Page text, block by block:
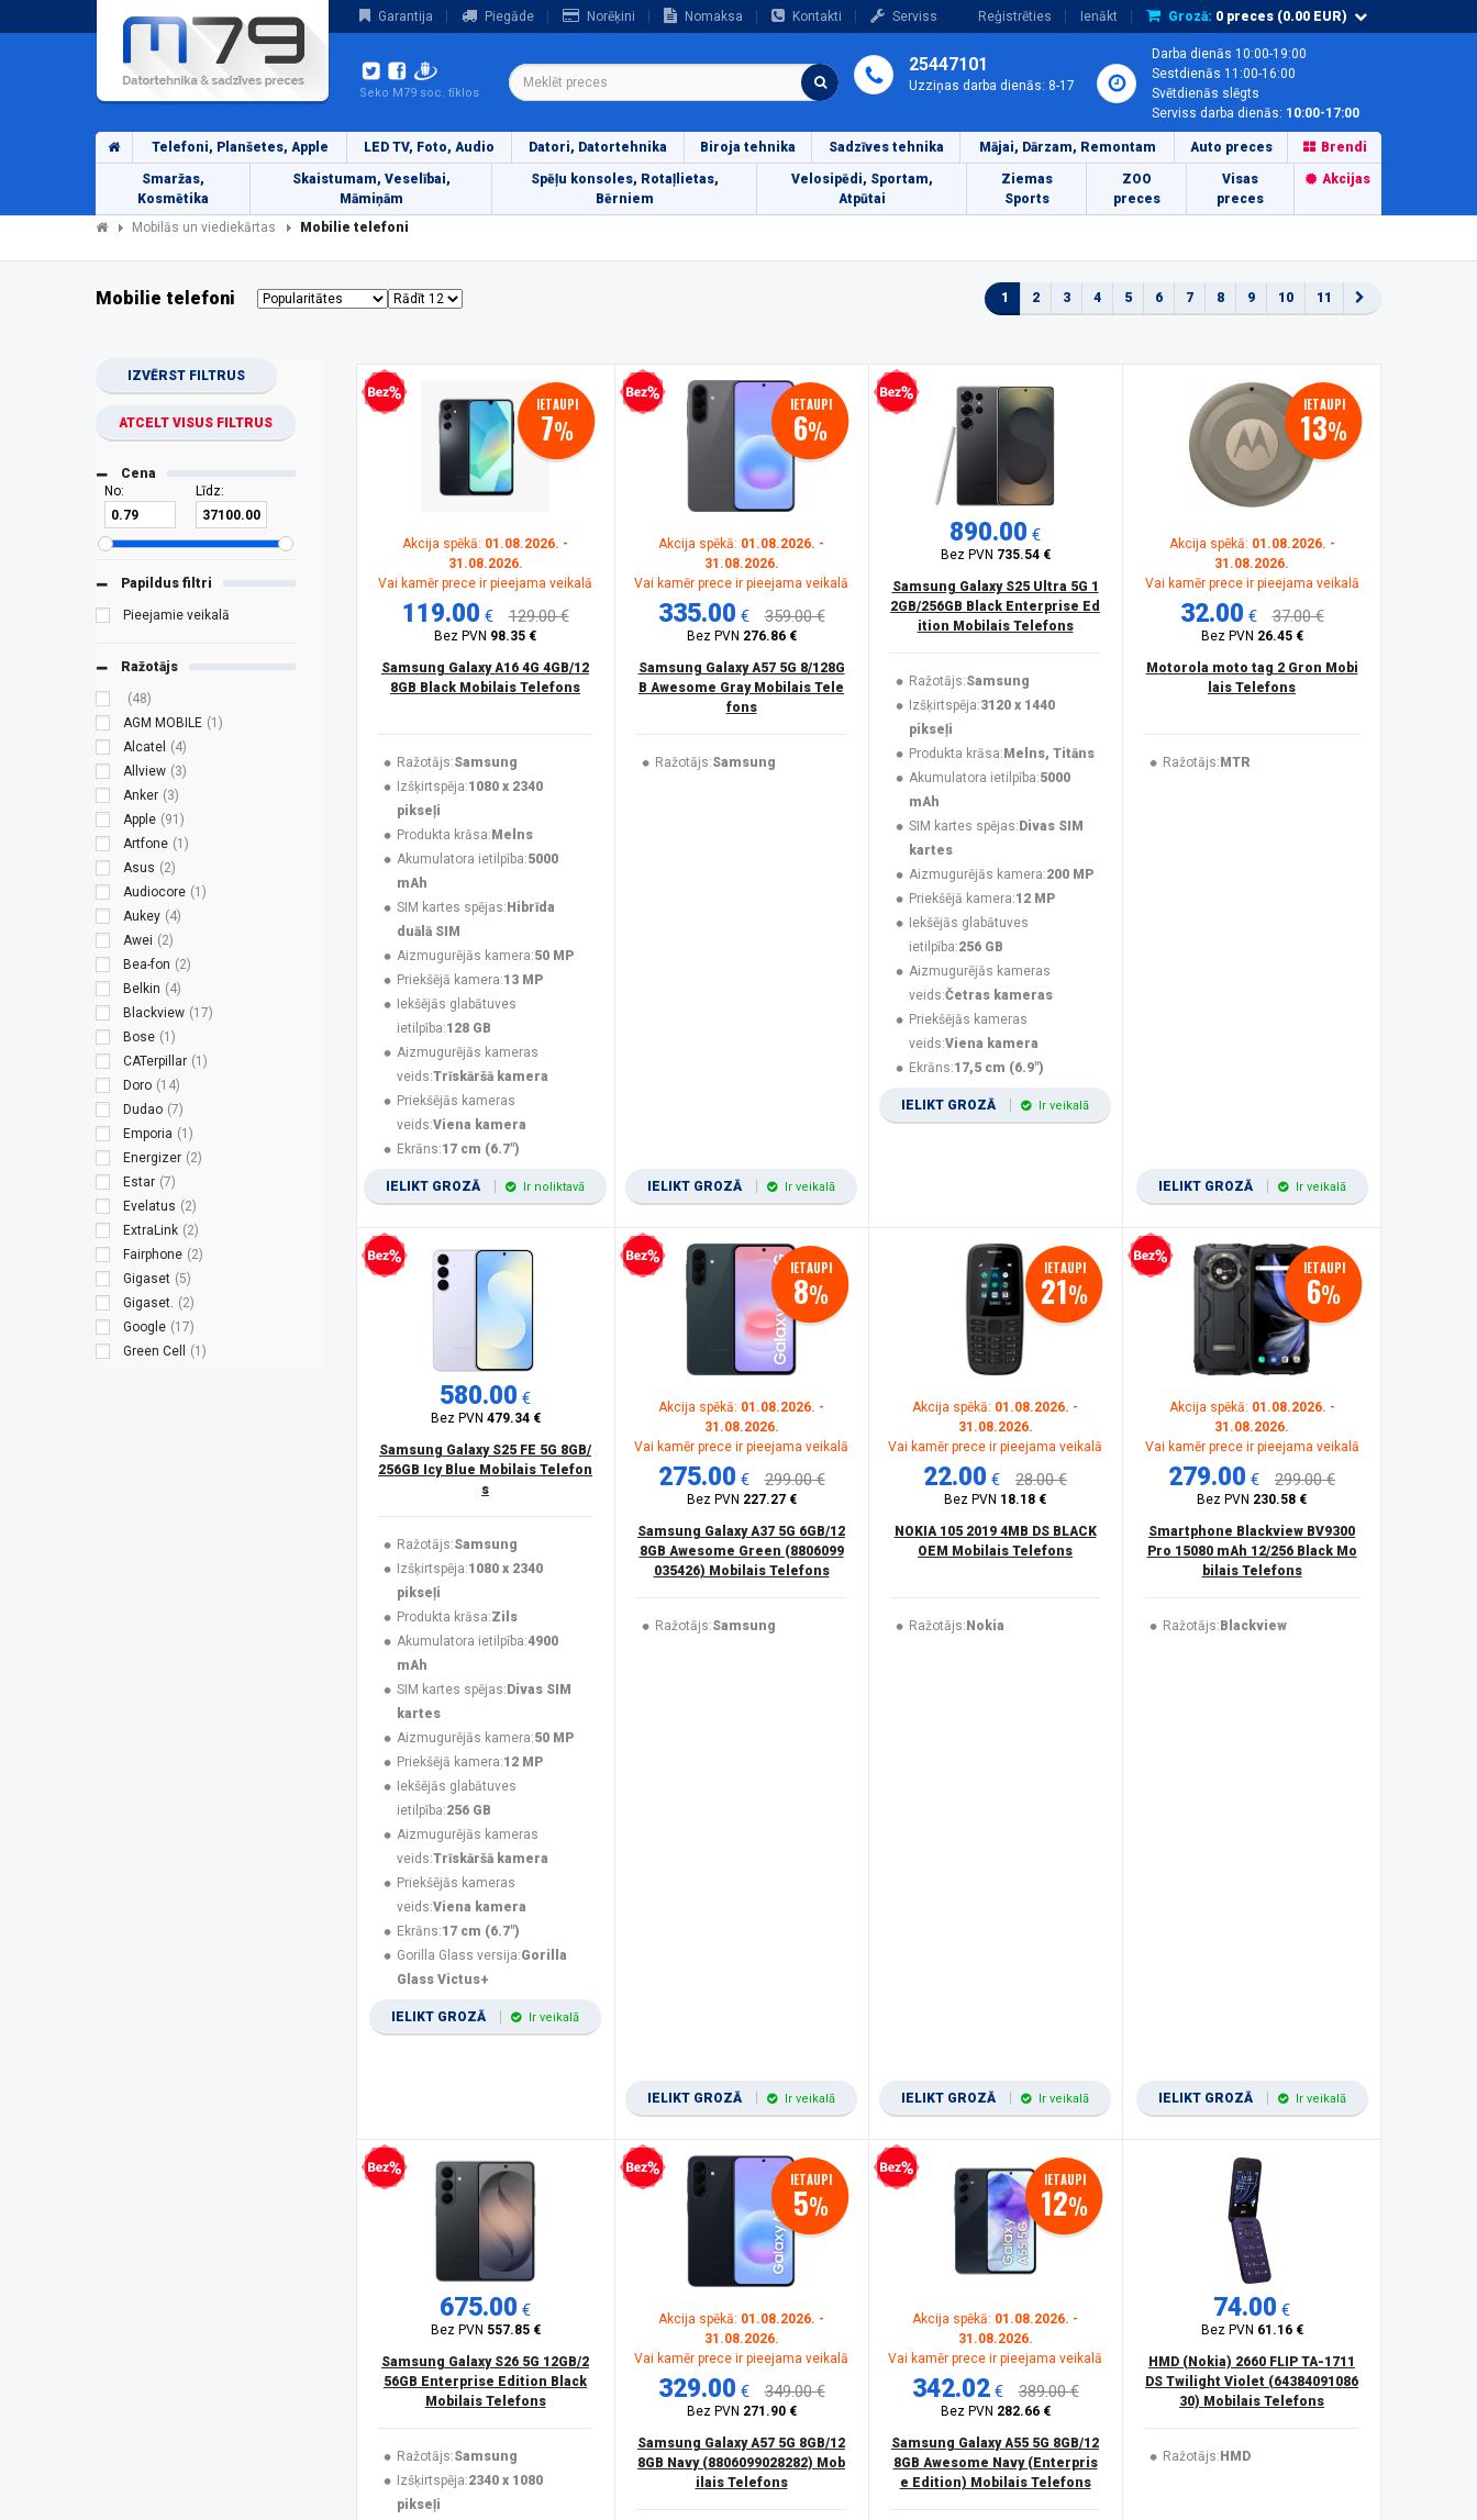
Garantija Piegāde Norēķini Nomaksa Kontakti Serviss Reģistrēties Ienākt Grozā: 0 preces (0.00 EUR)
Seko M79 soc. tīklos
25447101
Uzziņas darba dienās: 8-17
Darba dienās 10:00-19:00
Sestdienās 11:00-16:00
Svētdienās slēgts
Serviss darba dienās: 10:00-17:00
Telefoni, Planšetes, Apple LED TV, Foto, Audio Datori, Datortehnika Biroja tehnika Sadzīves tehnika Mājai, Dārzam, Remontam Auto preces Brendi
Smaržas,
Kosmētika
Skaistumam, Veselībai,
Māmiņām
Spēļu konsoles, Rotaļlietas,
Bērniem
Velosipēdi, Sportam,
Atpūtai
Ziemas
Sports
ZOO
preces
Visas
preces
Akcijas
Mobilās un viediekārtas Mobilie telefoni
Mobilie telefoni 1 2 3 4 5 6 7 8 9 10 11
IZVĒRST FILTRUS
ATCELT VISUS FILTRUS
Cena
No:
Līdz:
Papildus filtri
Pieejamie veikalā
Ražotājs
(48)
AGM MOBILE (1)
Alcatel (4)
Allview (3)
Anker (3)
Apple (91)
Artfone (1)
Asus (2)
Audiocore (1)
Aukey (4)
Awei (2)
Bea-fon (2)
Belkin (4)
Blackview (17)
Bose (1)
CATerpillar (1)
Doro (14)
Dudao (7)
Emporia (1)
Energizer (2)
Estar (7)
Evelatus (2)
ExtraLink (2)
Fairphone (2)
Gigaset (5)
Gigaset. (2)
Google (17)
Green Cell
(1)
Bezprocentu kredīts IETAUPI
7%
Akcija spēkā: 01.08.2026. -
31.08.2026.
Vai kamēr prece ir pieejama veikalā
119.00 € 129.00 €
Bez PVN 98.35 €
Samsung Galaxy A16 4G 4GB/12
8GB Black Mobilais Telefons
Ražotājs:Samsung
Izšķirtspēja:1080 x 2340
pikseļi
Produkta krāsa: Melns
Akumulatora ietilpība:5000
mAh
SIM kartes spējas: Hibrīda
duālā SIM
Aizmugurējās kamera:50 MP
Priekšējā kamera:13 MP
Iekšējās glabātuves
ietilpība:128 GB
Aizmugurējās kameras
veids:Trīskāršā kamera
Priekšējās kameras
veids:Viena kamera
Ekrāns:17 cm (6.7")
IELIKT GROZĀ Ir noliktavā
Bezprocentu kredīts IETAUPI
6%
Akcija spēkā: 01.08.2026. -
31.08.2026.
Vai kamēr prece ir pieejama veikalā
335.00 € 359.00 €
Bez PVN 276.86 €
Samsung Galaxy A57 5G 8/128G
B Awesome Gray Mobilais Tele
fons
Ražotājs:Samsung
IELIKT GROZĀ Ir veikalā
Bezprocentu kredīts
890.00 €
Bez PVN 735.54 €
Samsung Galaxy S25 Ultra 5G 1
2GB/256GB Black Enterprise Ed
ition Mobilais Telefons
Ražotājs:Samsung
Izšķirtspēja:3120 x 1440
pikseļi
Produkta krāsa: Melns, Titāns
Akumulatora ietilpība:5000
mAh
SIM kartes spējas: Divas SIM
kartes
Aizmugurējās kamera:200 MP
Priekšējā kamera:12 MP
Iekšējās glabātuves
ietilpība:256 GB
Aizmugurējās kameras
veids:Četras kameras
Priekšējās kameras
veids:Viena kamera
Ekrāns:17,5 cm (6.9")
IELIKT GROZĀ Ir veikalā
IETAUPI
13%
Akcija spēkā: 01.08.2026. -
31.08.2026.
Vai kamēr prece ir pieejama veikalā
32.00 € 37.00 €
Bez PVN 26.45 €
Motorola moto tag 2 Gron Mobi
lais Telefons
Ražotājs: MTR
IELIKT GROZĀ Ir veikalā
Bezprocentu kredīts
580.00 €
Bez PVN 479.34 €
Samsung Galaxy S25 FE 5G 8GB/
256GB Icy Blue Mobilais Telefon
s
Ražotājs:Samsung
Izšķirtspēja:1080 x 2340
pikseļi
Produkta krāsa:Zils
Akumulatora ietilpība:4900
mAh
SIM kartes spējas: Divas SIM
kartes
Aizmugurējās kamera:50 MP
Priekšējā kamera:12 MP
Iekšējās glabātuves
ietilpība:256 GB
Aizmugurējās kameras
veids:Trīskāršā kamera
Priekšējās kameras
veids:Viena kamera
Ekrāns:17 cm (6.7")
Gorilla Glass versija:Gorilla
Glass Victus+
IELIKT GROZĀ Ir veikalā
Bezprocentu kredīts IETAUPI
8%
Akcija spēkā: 01.08.2026. -
31.08.2026.
Vai kamēr prece ir pieejama veikalā
275.00 € 299.00 €
Bez PVN 227.27 €
Samsung Galaxy A37 5G 6GB/12
8GB Awesome Green (8806099
035426) Mobilais Telefons
Ražotājs:Samsung
IELIKT GROZĀ Ir veikalā
IETAUPI
21%
Akcija spēkā: 01.08.2026. -
31.08.2026.
Vai kamēr prece ir pieejama veikalā
22.00 € 28.00 €
Bez PVN 18.18 €
NOKIA 105 2019 4MB DS BLACK
OEM Mobilais Telefons
Ražotājs: Nokia
IELIKT GROZĀ Ir veikalā
Bezprocentu kredīts IETAUPI
6%
Akcija spēkā: 01.08.2026. -
31.08.2026.
Vai kamēr prece ir pieejama veikalā
279.00 € 299.00 €
Bez PVN 230.58 €
Smartphone Blackview BV9300
Pro 15080 mAh 12/256 Black Mo
bilais Telefons
Ražotājs: Blackview
IELIKT GROZĀ Ir veikalā
Bezprocentu kredīts
675.00 €
Bez PVN 557.85 €
Samsung Galaxy S26 5G 12GB/2
56GB Enterprise Edition Black
Mobilais Telefons
Ražotājs:Samsung
Izšķirtspēja:2340 x 1080
pikseļi
Bezprocentu kredīts IETAUPI
5%
Akcija spēkā: 01.08.2026. -
31.08.2026.
Vai kamēr prece ir pieejama veikalā
329.00 € 349.00 €
Bez PVN 271.90 €
Samsung Galaxy A57 5G 8GB/12
8GB Navy (8806099028282) Mob
ilais Telefons
Bezprocentu kredīts IETAUPI
12%
Akcija spēkā: 01.08.2026. -
31.08.2026.
Vai kamēr prece ir pieejama veikalā
342.02 € 389.00 €
Bez PVN 282.66 €
Samsung Galaxy A55 5G 8GB/12
8GB Awesome Navy (Enterpris
e Edition) Mobilais Telefons
74.00 €
Bez PVN 61.16 €
HMD (Nokia) 2660 FLIP TA-1711
DS Twilight Violet (64384091086
30) Mobilais Telefons
Ražotājs: HMD